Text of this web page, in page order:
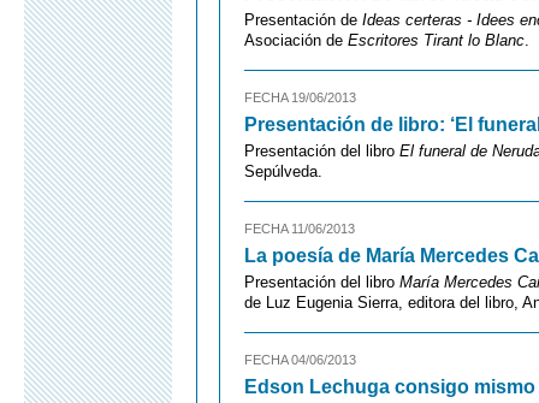
Presentación de Ideas certeras - Idees
Asociación de Escritores Tirant lo Blanc.
FECHA 19/06/2013
Presentación de libro: ‘El
Presentación del libro El funeral de
Sepúlveda.
FECHA 11/06/2013
La poesía de María Mercedes
Presentación del libro María Mercedes
de Luz Eugenia Sierra, editora del libro,
FECHA 04/06/2013
Edson Lechuga consigo mismo